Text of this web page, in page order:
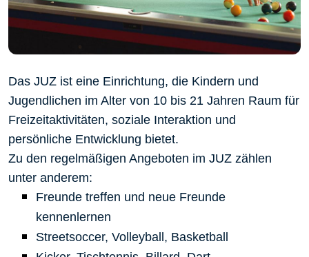
Das JUZ ist eine Einrichtung, die Kindern und
Jugendlichen im Alter von 10 bis 21 Jahren Raum für
Freizeitaktivitäten, soziale Interaktion und
persönliche Entwicklung bietet.
Zu den regelmäßigen Angeboten im JUZ zählen
unter anderem:
Freunde treffen und neue Freunde
kennenlernen
Streetsoccer, Volleyball, Basketball